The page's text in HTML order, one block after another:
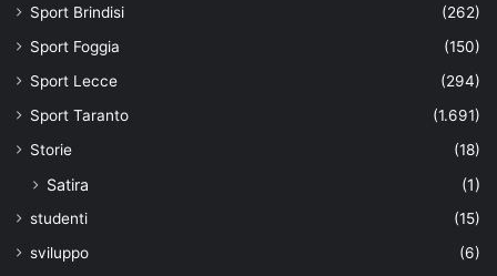
Sport Brindisi
(262)
Sport Foggia
(150)
Sport Lecce
(294)
Sport Taranto
(1.691)
Storie
(18)
Satira (1)
studenti
(15)
sviluppo
(6)